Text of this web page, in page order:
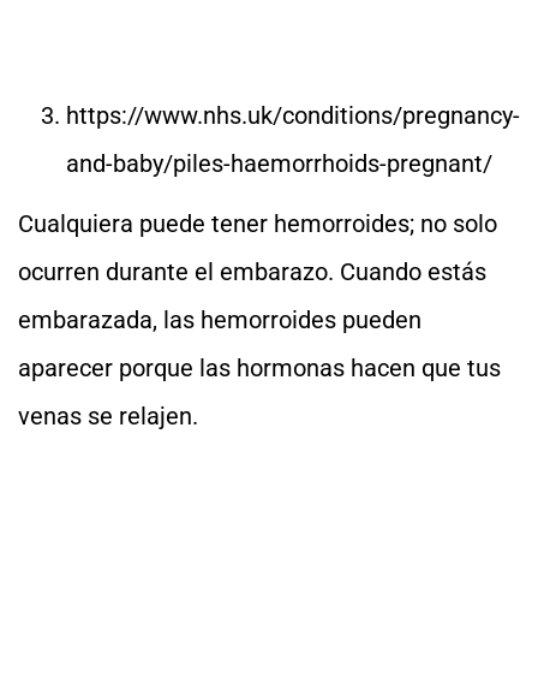
https://www.nhs.uk/conditions/pregnancy-
and-baby/piles-haemorrhoids-pregnant/
Cualquiera puede tener hemorroides; no solo
ocurren durante el embarazo. Cuando estás
embarazada, las hemorroides pueden
aparecer porque las hormonas hacen que tus
venas se relajen.